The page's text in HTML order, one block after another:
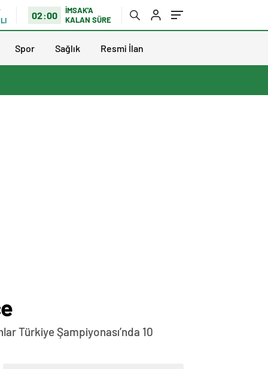
02:00
İMSAK'A
KALAN SÜRE
Spor Sağlık Resmi İlan
Türkiye Şampiyonası’nda 10